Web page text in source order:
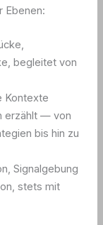
Ebenen:
begleitet von
Kontexte
erzählt — von
bis hin zu
Signalgebung
stets mit